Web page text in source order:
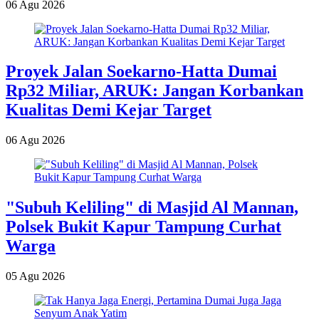
06 Agu 2026
Proyek Jalan Soekarno-Hatta Dumai
Rp32 Miliar, ARUK: Jangan Korbankan
Kualitas Demi Kejar Target
06 Agu 2026
"Subuh Keliling" di Masjid Al Mannan,
Polsek Bukit Kapur Tampung Curhat
Warga
05 Agu 2026